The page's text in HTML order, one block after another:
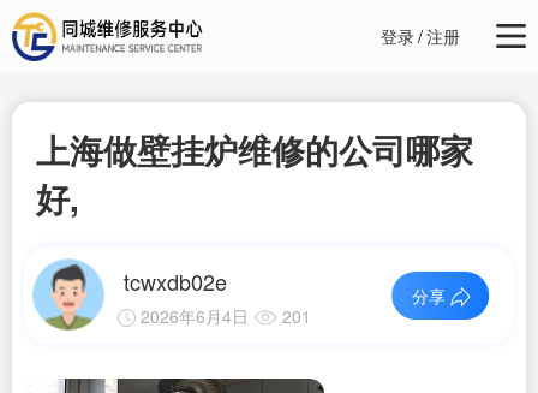
登录/注册
上海做壁挂炉维修的公司哪家
好,
tcwxdb02e
2026年6月4日 201
分享